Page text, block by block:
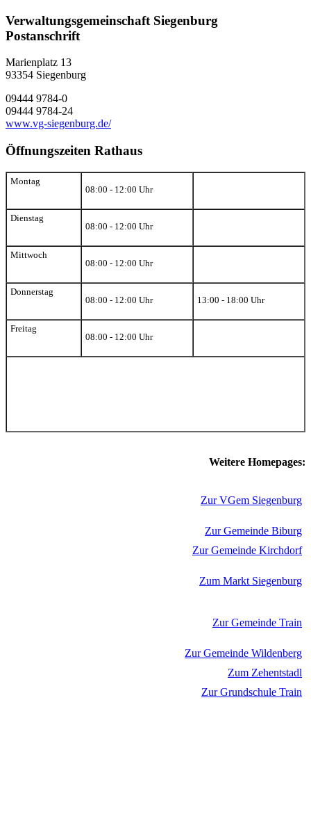
Verwaltungsgemeinschaft Siegenburg
Postanschrift
Marienplatz 13
93354 Siegenburg
09444 9784-0
09444 9784-24
www.vg-siegenburg.de/
Öffnungszeiten Rathaus
Montag
08:00 - 12:00 Uhr
Dienstag
08:00 - 12:00 Uhr
Mittwoch
08:00 - 12:00 Uhr
Donnerstag
08:00 - 12:00 Uhr
13:00 - 18:00 Uhr
Freitag
08:00 - 12:00 Uhr
Weitere Homepages:
Zur VGem Siegenburg
Zur Gemeinde Biburg
Zur Gemeinde Kirchdorf
Zum Markt Siegenburg
Zur Gemeinde Train
Zur Gemeinde Wildenberg
Zum Zehentstadl
Zur Grundschule Train